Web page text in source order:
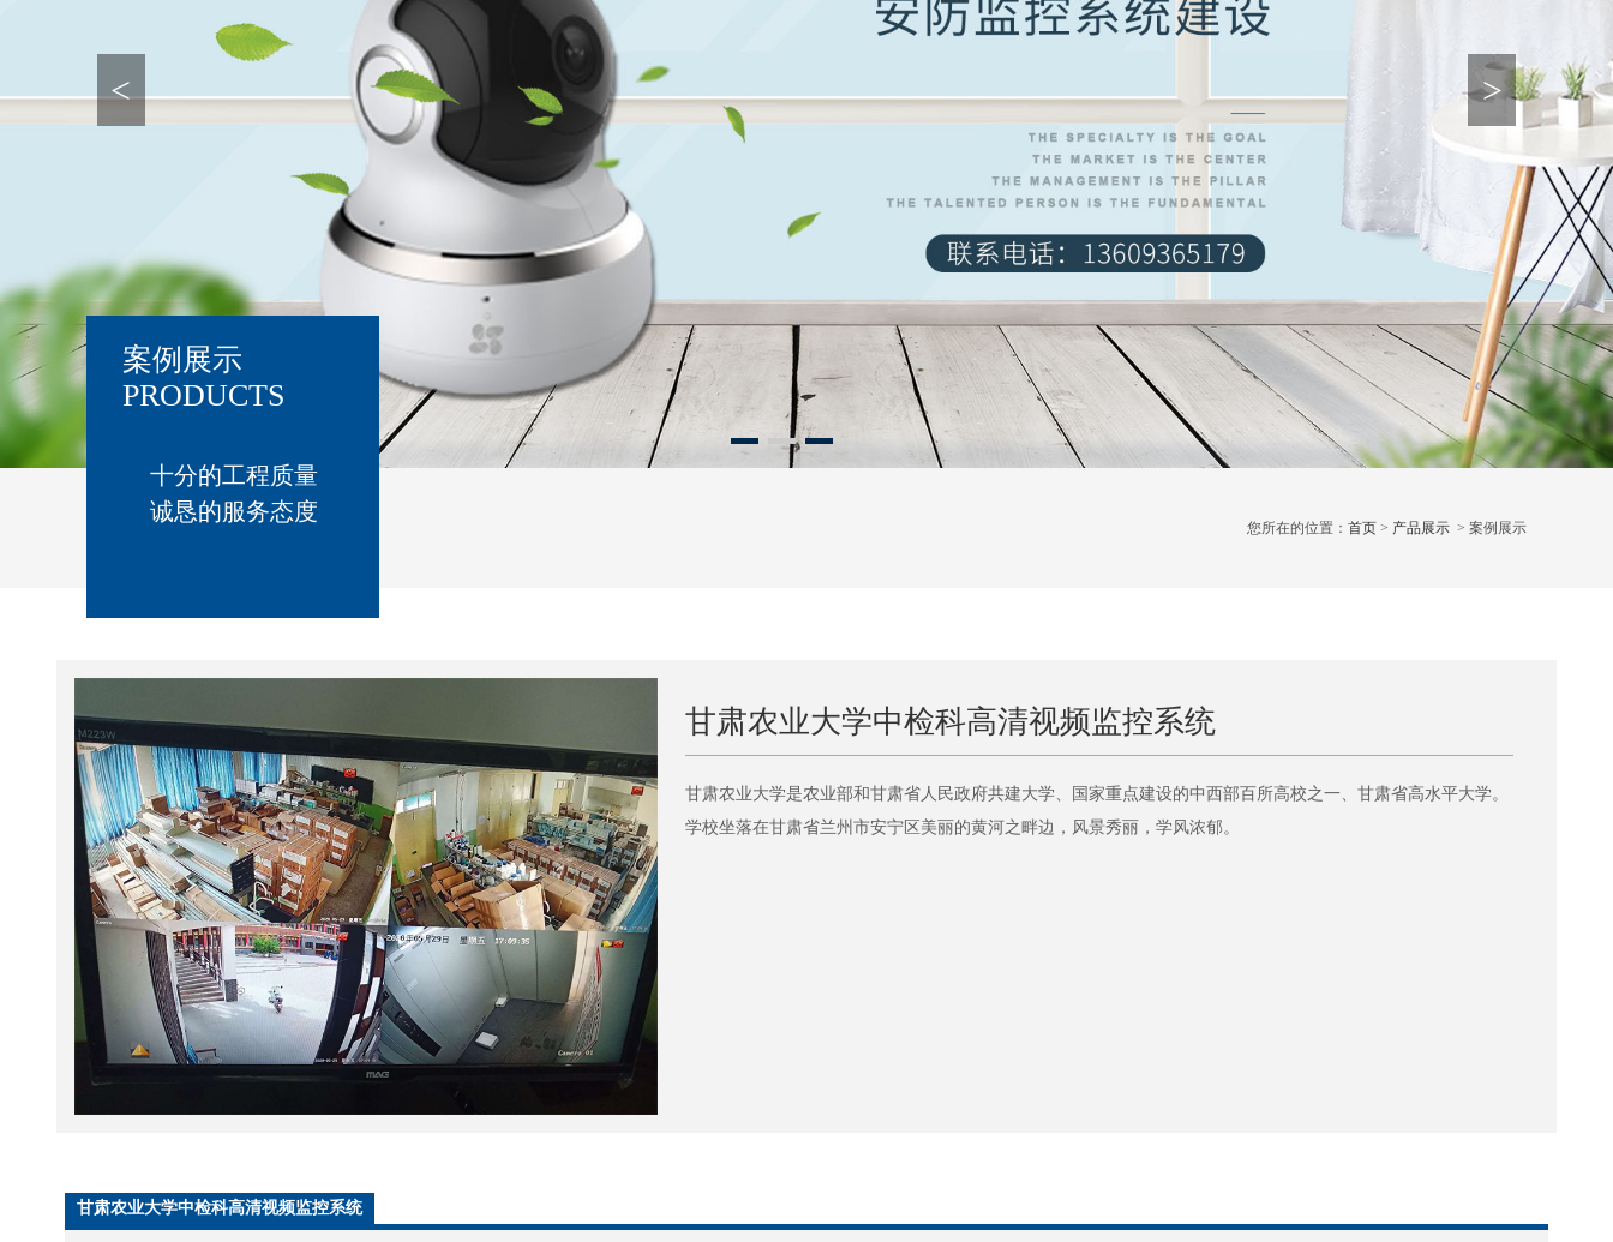
1 3
< >
案例展示
PRODUCTS
十分的工程质量
诚恳的服务态度
您所在的位置： 首页 > 产品展示 > 案例展示
甘肃农业大学中检科高清视频监控系统
甘肃农业大学是农业部和甘肃省人民政府共建大学、国家重点建设的中西部百所高校之一、甘肃省高水平大学。
学校坐落在甘肃省兰州市安宁区美丽的黄河之畔边，风景秀丽，学风浓郁。
甘肃农业大学中检科高清视频监控系统